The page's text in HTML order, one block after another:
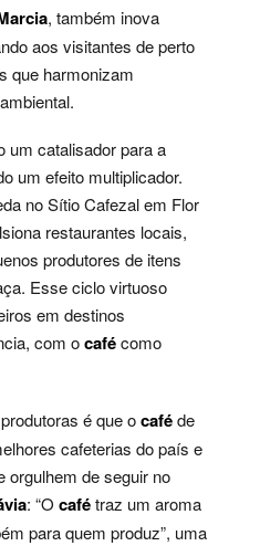
, também inova
aos visitantes de perto
que harmonizam
um catalisador para a
um efeito multiplicador.
no Sítio Cafezal em Flor
restaurantes locais,
produtores de itens
Esse ciclo virtuoso
em destinos
com ocafécomo
é que ocaféde
cafeterias do país e
orgulhem de seguir no
: “O cafétraz um aroma
para quem produz”, uma